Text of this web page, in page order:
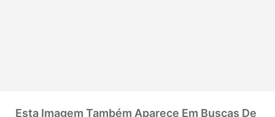
Esta Imagem Também Aparece Em Buscas De